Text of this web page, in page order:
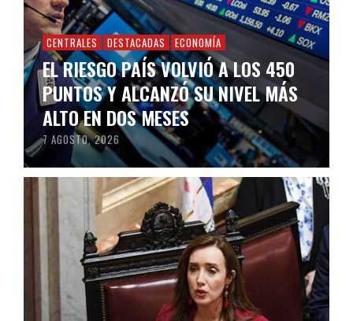
CENTRALES DESTACADAS ECONOMÍA
EL RIESGO PAÍS VOLVIÓ A LOS 450
PUNTOS Y ALCANZÓ SU NIVEL MÁS
ALTO EN DOS MESES
7 AGOSTO, 2026